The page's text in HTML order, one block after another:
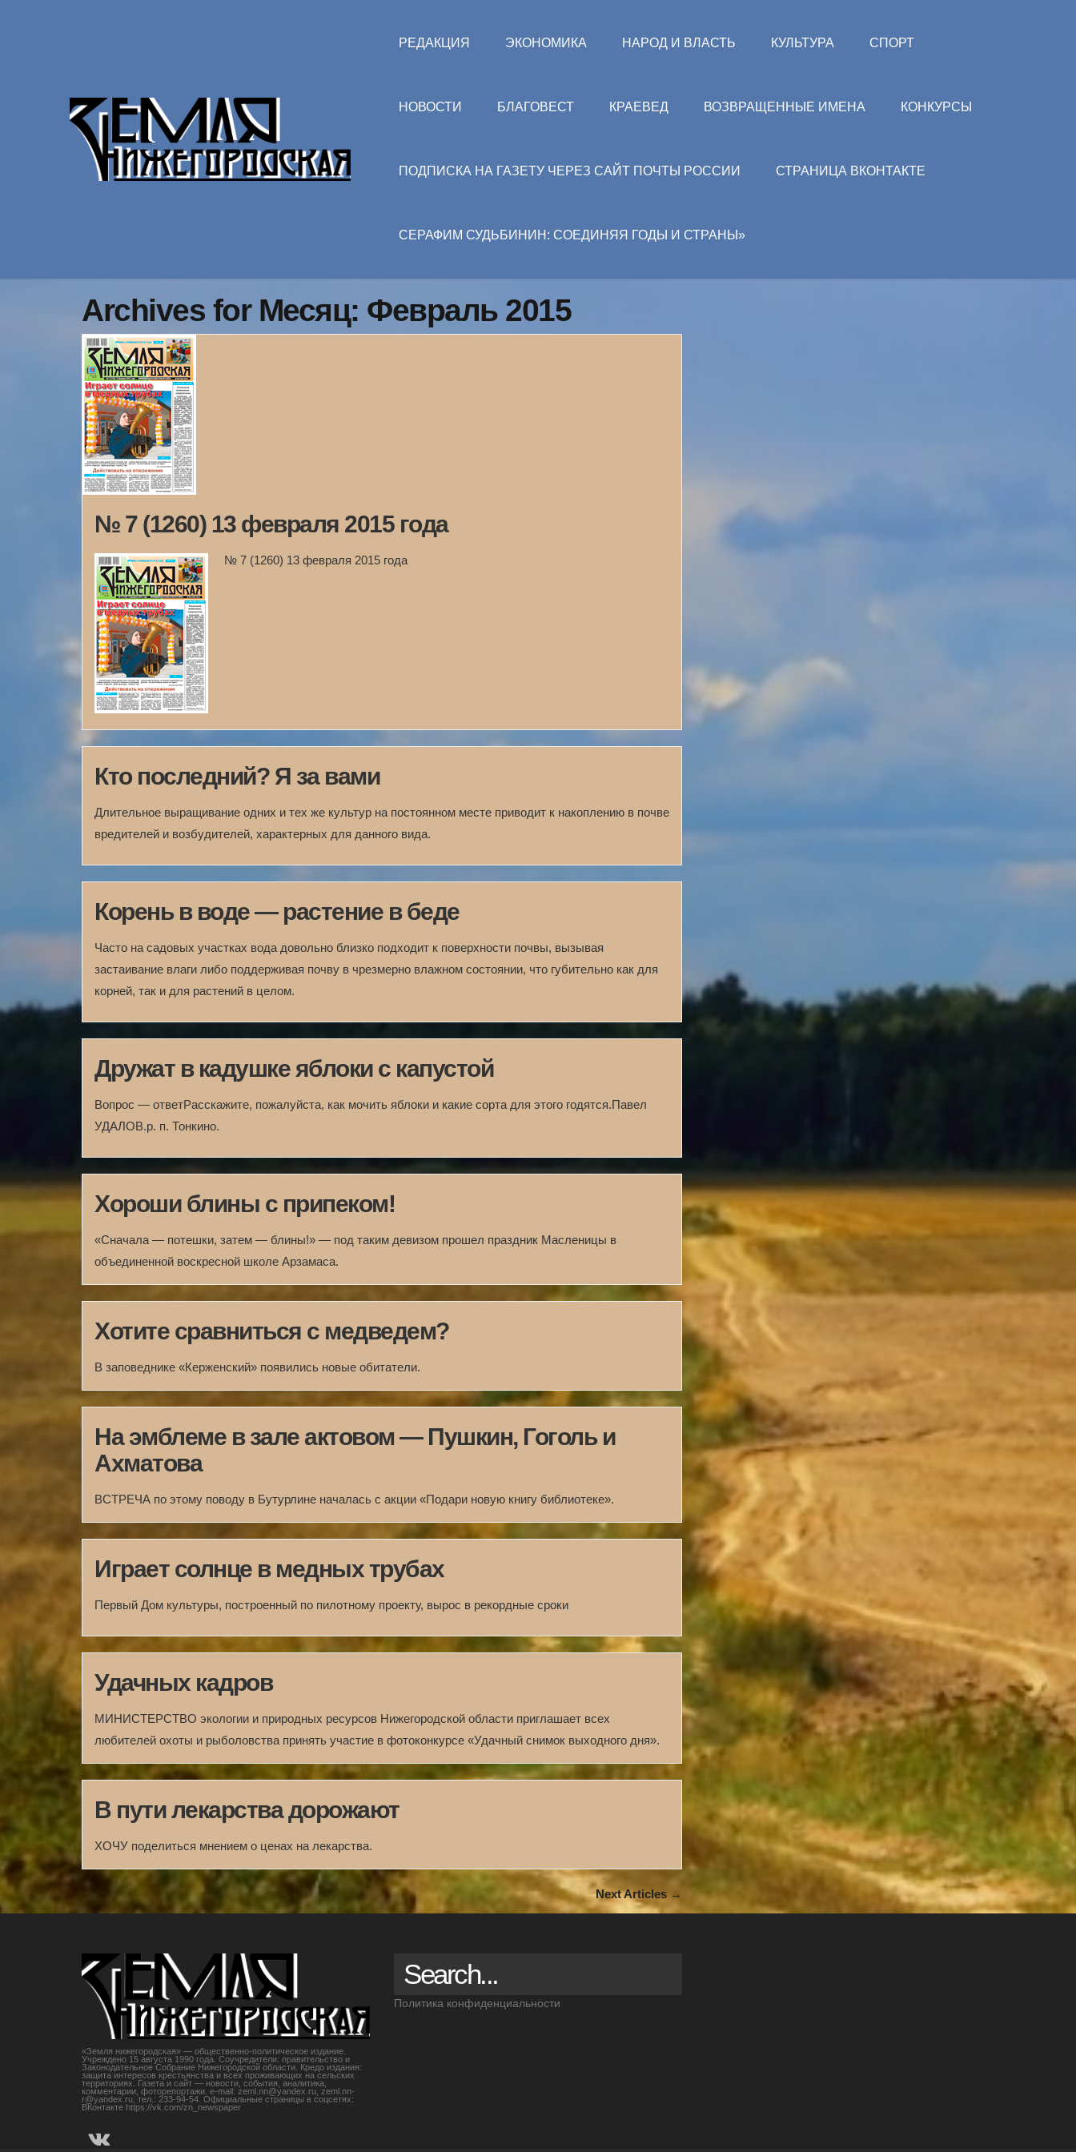
РЕДАКЦИЯ ЭКОНОМИКА НАРОД И ВЛАСТЬ КУЛЬТУРА СПОРТ
НОВОСТИ БЛАГОВЕСТ КРАЕВЕД ВОЗВРАЩЕННЫЕ ИМЕНА КОНКУРСЫ
ПОДПИСКА НА ГАЗЕТУ ЧЕРЕЗ САЙТ ПОЧТЫ РОССИИ СТРАНИЦА ВКОНТАКТЕ
СЕРАФИМ СУДЬБИНИН: СОЕДИНЯЯ ГОДЫ И СТРАНЫ»
Archives for Месяц: Февраль 2015
№ 7 (1260) 13 февраля 2015 года
№ 7 (1260) 13 февраля 2015 года
Кто последний? Я за вами
Длительное выращивание одних и тех же культур на постоянном месте приводит к накоплению в почве
вредителей и возбудителей, характерных для данного вида.
Корень в воде — растение в беде
Часто на садовых участках вода довольно близко подходит к поверхности почвы, вызывая
застаивание влаги либо поддер­живая почву в чрезмерно влажном состоянии, что губительно как для
корней, так и для растений в целом.
Дружат в кадушке яблоки с капустой
Вопрос — ответРасскажите, пожалуйста, как мочить яблоки и какие сорта для этого годятся.Павел
УДАЛОВ.р. п. Тонкино.
Хороши блины с припеком!
«Сначала — потешки, затем — блины!» — под таким девизом прошел праздник Масленицы в
объединенной воскресной школе Арзамаса.
Хотите сравниться с медведем?
В заповеднике «Керженский» появились новые обитатели.
На эмблеме в зале актовом — Пушкин, Гоголь и
Ахматова
ВСТРЕЧА по этому поводу в Бутурлине началась с акции «Подари новую книгу библиотеке».
Играет солнце в медных трубах
Первый Дом культуры, построенный по пилотному проекту, вырос в рекордные сроки
Удачных кадров
МИНИСТЕРСТВО экологии и природных ресурсов Нижегородской области приглашает всех
любителей охоты и рыболовства принять участие в фотоконкурсе «Удачный снимок выходного дня».
В пути лекарства дорожают
ХОЧУ поделиться мнением о ценах на лекарства.
Next Articles →
«Земля нижегородская» — общественно-политическое издание.
Учреждено 15 августа 1990 года. Соучредители: правительство и
Законодательное Собрание Нижегородской области. Кредо издания:
защита интересов крестьянства и всех проживающих на сельских
территориях. Газета и сайт — новости, события, аналитика,
комментарии, фоторепортажи. e-mail: zeml.nn@yandex.ru, zeml.nn-
r@yandex.ru, тел.: 233-94-54. Официальные страницы в соцсетях:
ВКонтакте https://vk.com/zn_newspaper
Политика конфиденциальности